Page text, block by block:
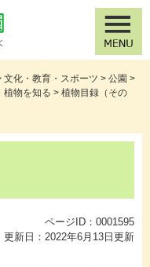
文化・教育・スポーツ > 公園 >
植物を知る > 植物目録（その
ページID：0001595
更新日：2022年6月13日更新